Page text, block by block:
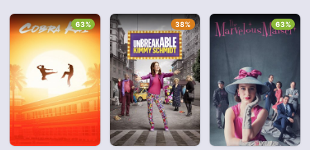
63% 38% 63%